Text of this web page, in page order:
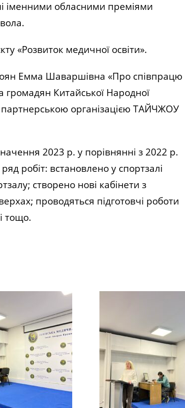
іменними обласними преміями
«Розвиток медичної освіти».
Емма Шаваршівна «Про співпрацю
громадян Китайської Народної
партнерською організацією ТАЙЧЖОУ
2023 р. у порівнянні з 2022 р.
робіт: встановлено у спортзалі
створено нові кабінети з
проводяться підготовчі роботи
тощо.